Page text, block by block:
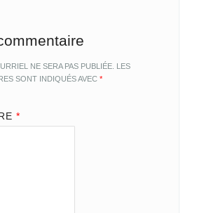
NE SERA PAS PUBLIÉE. LES
SONT INDIQUÉS AVEC*
*